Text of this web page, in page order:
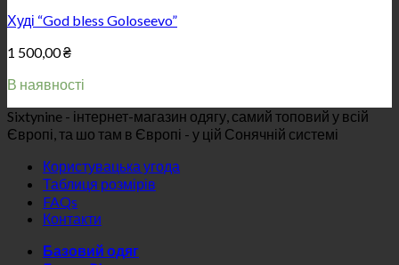
Худі “God bless Goloseevo”
1 500,00₴
В наявності
Sixtynine - інтернет-магазин одягу, самий топовий у всій
Європі, та шо там в Європі - у цій Сонячній системі
Користувацька угода
Таблиця розмірів
FAQs
Контакти
Базовий одяг